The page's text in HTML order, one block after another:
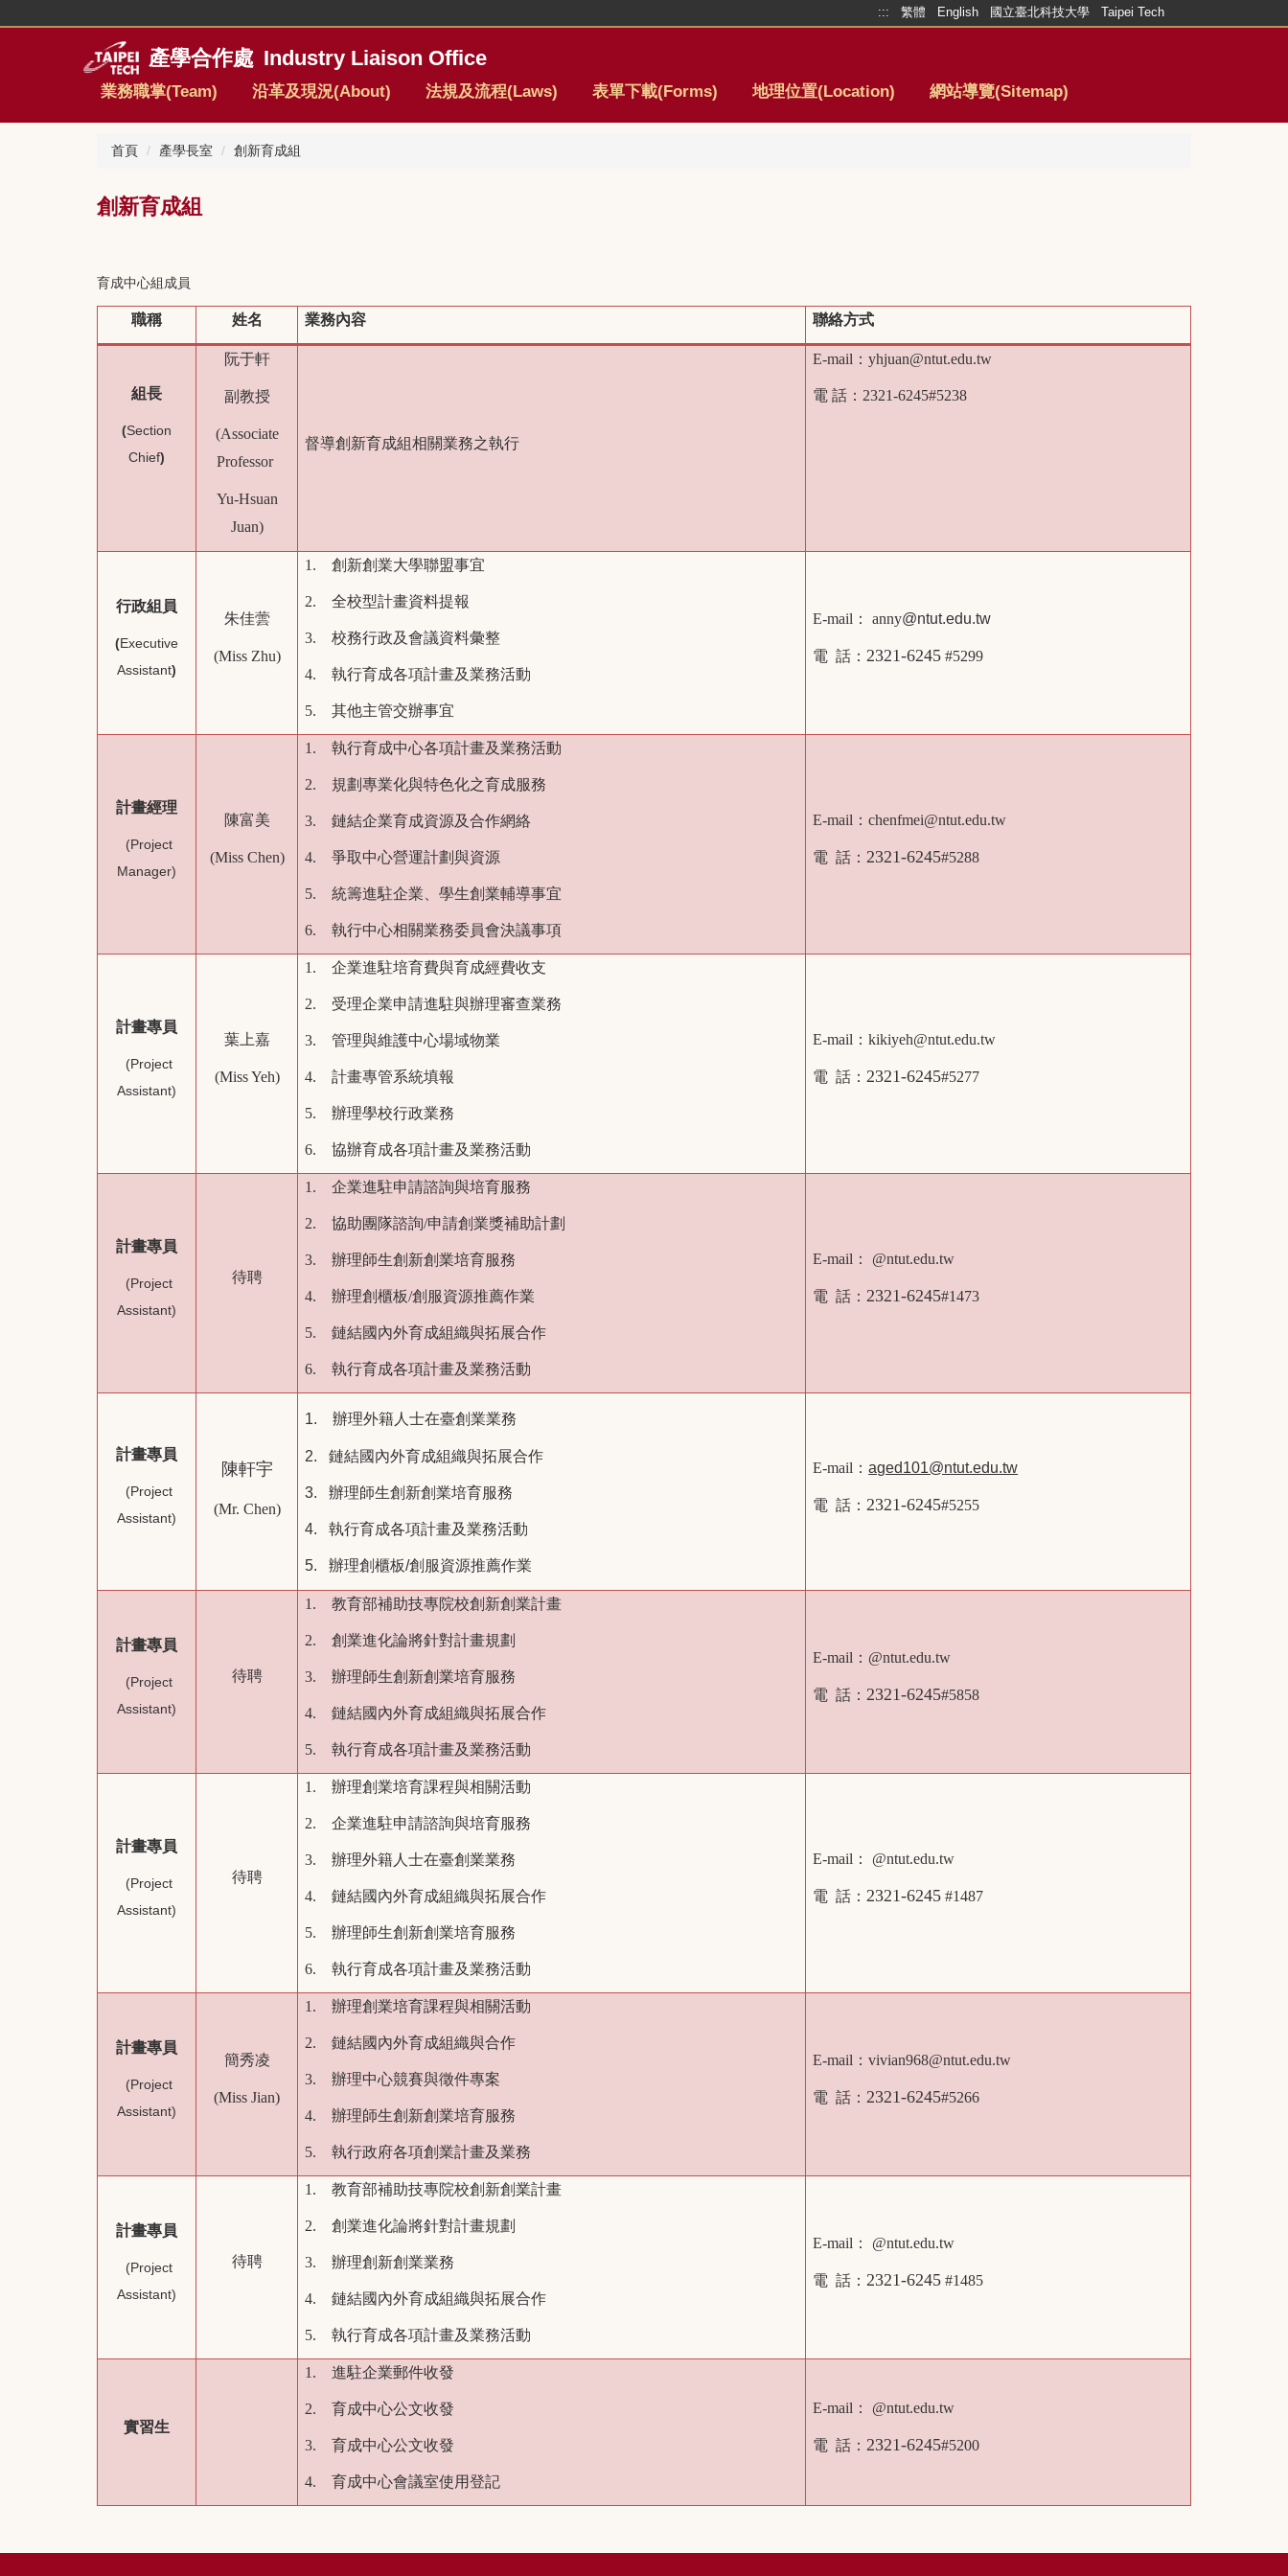
產學合作處 Industry Liaison Office
業務職掌(Team) 沿革及現況(About) 法規及流程(Laws) 表單下載(Forms) 地理位置(Location) 網站導覽(Sitemap)
::: 繁體 English 國立臺北科技大學 Taipei Tech
首頁 產學長室 創新育成組
創新育成組
育成中心組成員
職稱 姓名 業務內容 聯絡方式
組長
(Section
Chief)
阮于軒
副教授
(Associate
Professor
Yu-Hsuan
Juan)
督導創新育成組相關業務之執行
E-mail：yhjuan@ntut.edu.tw
電 話：2321-6245#5238
行政組員
(Executive
Assistant)
朱佳蕓
(Miss Zhu)
1.創新創業大學聯盟事宜
2. 全校型計畫資料提報
3. 校務行政及會議資料彙整
4. 執行育成各項計畫及業務活動
5. 其他主管交辦事宜
E-mail： anny@ntut.edu.tw
電 話： 2321-6245 #5299
計畫經理
(Project
Manager)
陳富美
(Miss Chen)
1. 執行育成中心各項計畫及業務活動
2. 規劃專業化與特色化之育成服務
3. 鏈結企業育成資源及合作網絡
4. 爭取中心營運計劃與資源
5. 統籌進駐企業、學生創業輔導事宜
6. 執行中心相關業務委員會決議事項
E-mail：chenfmei@ntut.edu.tw
電 話： 2321-6245#5288
計畫專員
(Project
Assistant)
葉上嘉
(Miss Yeh)
1. 企業進駐培育費與育成經費收支
2. 受理企業申請進駐與辦理審查業務
3. 管理與維護中心場域物業
4. 計畫專管系統填報
5. 辦理學校行政業務
6. 協辦育成各項計畫及業務活動
E-mail：kikiyeh@ntut.edu.tw
電 話： 2321-6245#5277
計畫專員
(Project
Assistant)
待聘
1. 企業進駐申請諮詢與培育服務
2. 協助團隊諮詢/申請創業獎補助計劃
3. 辦理師生創新創業培育服務
4. 辦理創櫃板/創服資源推薦作業
5. 鏈結國內外育成組織與拓展合作
6. 執行育成各項計畫及業務活動
E-mail： @ntut.edu.tw
電 話： 2321-6245#1473
計畫專員
(Project
Assistant)
陳軒宇
(Mr. Chen)
1.辦理外籍人士在臺創業業務
2.鏈結國內外育成組織與拓展合作
3.辦理師生創新創業培育服務
4.執行育成各項計畫及業務活動
5.辦理創櫃板/創服資源推薦作業
E-mail：aged101@ntut.edu.tw
電 話： 2321-6245#5255
計畫專員
(Project
Assistant)
待聘
1. 教育部補助技專院校創新創業計畫
2. 創業進化論將針對計畫規劃
3. 辦理師生創新創業培育服務
4. 鏈結國內外育成組織與拓展合作
5. 執行育成各項計畫及業務活動
E-mail： @ntut.edu.tw
電 話： 2321-6245#5858
計畫專員
(Project
Assistant)
待聘
1. 辦理創業培育課程與相關活動
2. 企業進駐申請諮詢與培育服務
3. 辦理外籍人士在臺創業業務
4. 鏈結國內外育成組織與拓展合作
5. 辦理師生創新創業培育服務
6. 執行育成各項計畫及業務活動
E-mail： @ntut.edu.tw
電 話： 2321-6245 #1487
計畫專員
(Project
Assistant)
簡秀凌
(Miss Jian)
1. 辦理創業培育課程與相關活動
2. 鏈結國內外育成組織與合作
3. 辦理中心競賽與徵件專案
4. 辦理師生創新創業培育服務
5. 執行政府各項創業計畫及業務
E-mail：vivian968@ntut.edu.tw
電 話： 2321-6245#5266
計畫專員
(Project
Assistant)
待聘
1. 教育部補助技專院校創新創業計畫
2. 創業進化論將針對計畫規劃
3. 辦理創新創業業務
4. 鏈結國內外育成組織與拓展合作
5. 執行育成各項計畫及業務活動
E-mail： @ntut.edu.tw
電 話： 2321-6245 #1485
實習生
1. 進駐企業郵件收發
2. 育成中心公文收發
3. 育成中心公文收發
4. 育成中心會議室使用登記
E-mail： @ntut.edu.tw
電 話： 2321-6245#5200